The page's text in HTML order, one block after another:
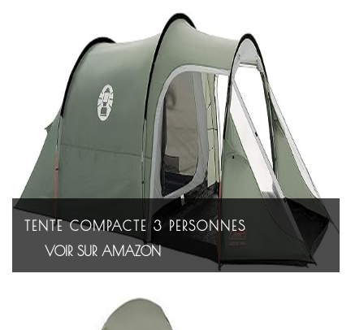
TENTE COMPACTE 3 PERSONNES
VOIR SUR AMAZON